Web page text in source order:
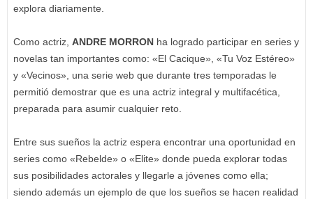
explora diariamente.
Como actriz, ANDRE MORRON ha logrado participar en series y
novelas tan importantes como: «El Cacique», «Tu Voz Estéreo»
y «Vecinos», una serie web que durante tres temporadas le
permitió demostrar que es una actriz integral y multifacética,
preparada para asumir cualquier reto.
Entre sus sueños la actriz espera encontrar una oportunidad en
series como «Rebelde» o «Elite» donde pueda explorar todas
sus posibilidades actorales y llegarle a jóvenes como ella;
siendo además un ejemplo de que los sueños se hacen realidad